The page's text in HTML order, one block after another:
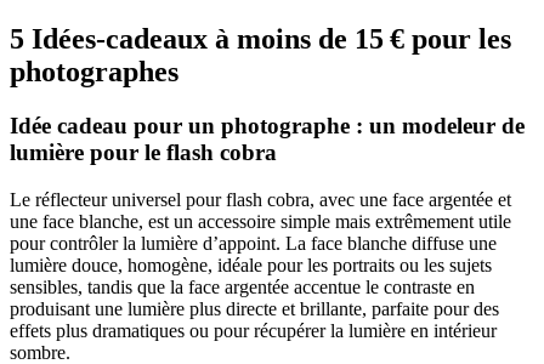
5 Idées-cadeaux à moins de 15 € pour les
photographes
Idée cadeau pour un photographe : un modeleur de
lumière pour le flash cobra
Le réflecteur universel pour flash cobra, avec une face argentée et
une face blanche, est un accessoire simple mais extrêmement utile
pour contrôler la lumière d’appoint. La face blanche diffuse une
lumière douce, homogène, idéale pour les portraits ou les sujets
sensibles, tandis que la face argentée accentue le contraste en
produisant une lumière plus directe et brillante, parfaite pour des
effets plus dramatiques ou pour récupérer la lumière en intérieur
sombre.